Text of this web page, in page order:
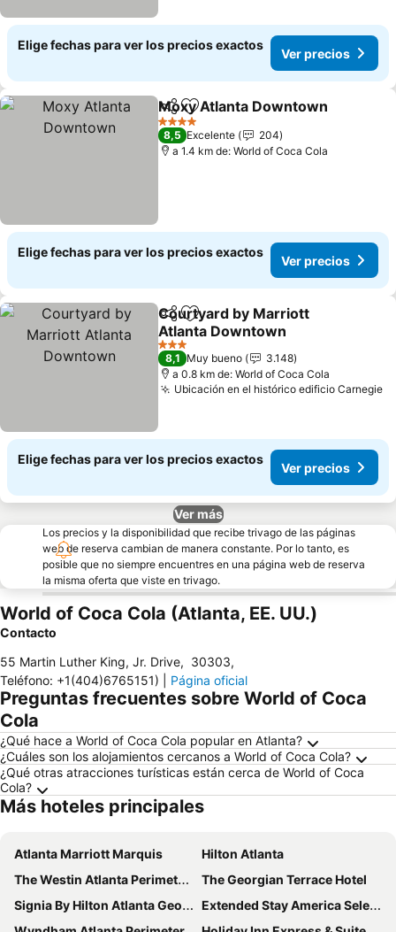
Elige fechas para ver los precios exactos
Ver precios
CompartirAgregar a favoritos
Moxy Atlanta Downtown
4 Estrellas
8,5 Excelente
204
a 1.4 km de: World of Coca Cola
Elige fechas para ver los precios exactos
Ver precios
CompartirAgregar a favoritos
Courtyard by Marriott
Atlanta Downtown
3 Estrellas
8,1 Muy bueno
3.148
a 0.8 km de: World of Coca Cola
Ubicación en el histórico edificio Carnegie
Elige fechas para ver los precios exactos
Ver precios
Ver más
Los precios y la disponibilidad que recibe trivago de las páginas
web de reserva cambian de manera constante. Por lo tanto, es
posible que no siempre encuentres en una página web de reserva
la misma oferta que viste en trivago.
World of Coca Cola (Atlanta, EE. UU.)
Contacto
55 Martin Luther King, Jr. Drive, 30303,
Teléfono: +1(404)6765151) Página oficial
Preguntas frecuentes sobre World of Coca
Cola
¿Qué hace a World of Coca Cola popular en Atlanta?
¿Cuáles son los alojamientos cercanos a World of Coca Cola?
¿Qué otras atracciones turísticas están cerca de World of Coca
Cola?
Más hoteles principales
Atlanta Marriott Marquis
Hilton Atlanta
The Westin Atlanta Perimeter North
The Georgian Terrace Hotel
Signia By Hilton Atlanta Georgia World Congress Center
Extended Stay America Select Suites - Atlanta - Marietta - Wildwood